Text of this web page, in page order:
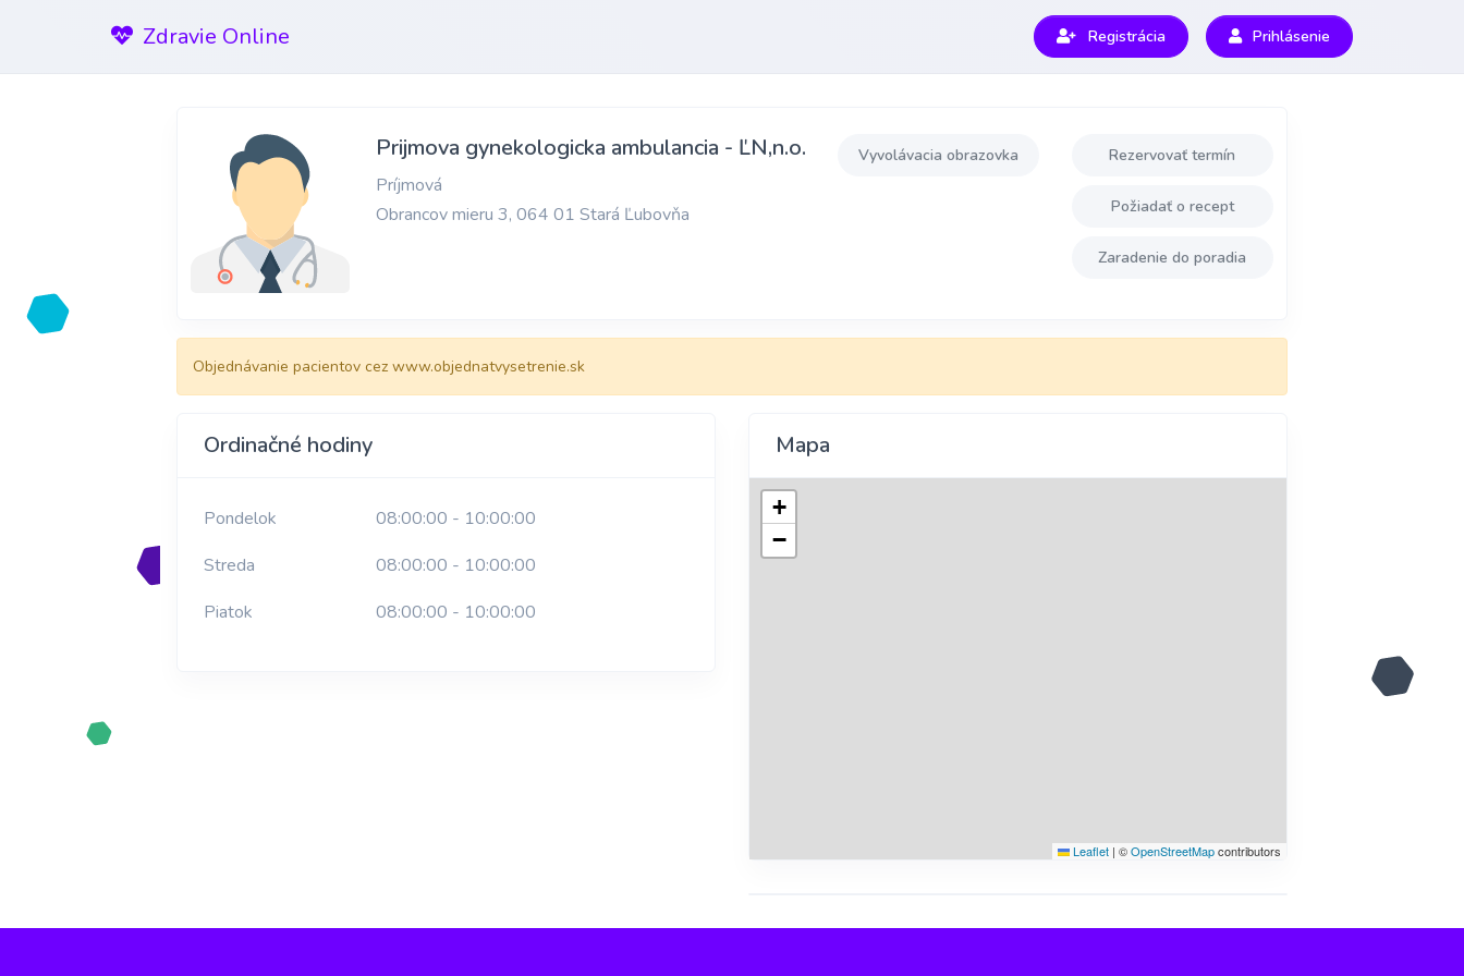
Zdravie Online Registrácia Prihlásenie
Prijmova gynekologicka ambulancia - ĽN,n.o.
Príjmová
Obrancov mieru 3, 064 01 Stará Ľubovňa
Vyvolávacia obrazovka Rezervovať termín
Požiadať o recept
Zaradenie do poradia
Objednávanie pacientov cez www.objednatvysetrenie.sk
Ordinačné hodiny
Pondelok
08:00:00 - 10:00:00
Streda
08:00:00 - 10:00:00
Piatok
08:00:00 - 10:00:00
Mapa
+
−
Leaflet | ©OpenStreetMapcontributors